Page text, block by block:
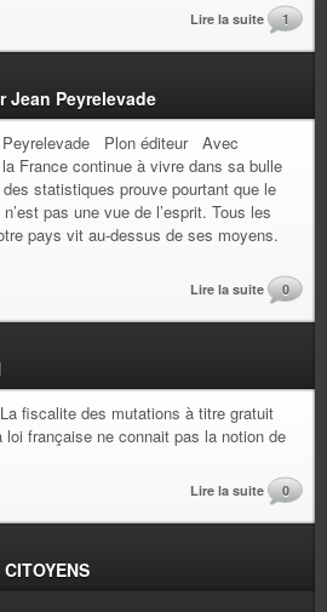
Lire la suite 1
Jean Peyrelevade
Plon éditeur Avec
France continue à vivre dans sa bulle
statistiques prouve pourtant que le
pas une vue de l’esprit. Tous les
pays vit au-dessus de ses moyens.
Lire la suite 0
des mutations à titre gratuit
française ne connait pas la notion de
Lire la suite 0